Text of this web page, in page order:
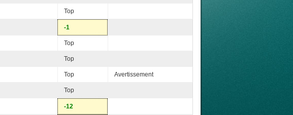
Top
-1
Top
Top
Top Avertissement
Top
-12